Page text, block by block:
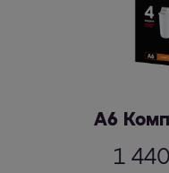
А6
1 440